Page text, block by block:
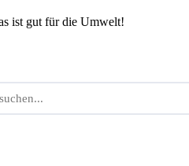
ist gut für die Umwelt!